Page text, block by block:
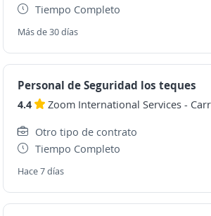
Tiempo Completo
Más de 30 días
Personal de Seguridad los teques
4.4 Zoom International Services -
Otro tipo de contrato
Tiempo Completo
Hace 7 días